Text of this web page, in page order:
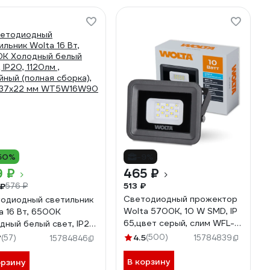
₽
576 ₽
светильник
16 Вт, 6500К
белый свет, IP20,
, линейный (полная
(57) 15784846
465 ₽
513 ₽
Светодиодный прожектор
Wolta 5700K, 10 W SMD, IP
65,цвет серый, слим WFL-
10W\/06 WFL-10W/06
4.5(500) 15784839
В корзину